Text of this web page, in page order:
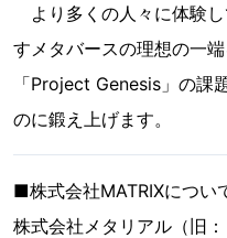
より多くの人々に体験
すメタバースの理想の一
「Project Genesis」の課
のに鍛え上げます。
■株式会社MATRIXについ
株式会社メタリアル（旧